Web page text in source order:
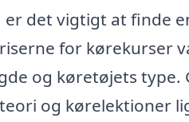
det vigtigt at finde
for kørekurser
og køretøjets type.
og kørelektioner